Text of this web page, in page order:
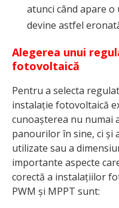
atunci când apare
devine astfel
Alegerea unui
fotovoltaică
Pentru a selecta
instalație fotovoltaică
cunoașterea nu numai
panourilor în sine, ci și
utilizate sau a
importante aspecte
corectă a instalațiilor
PWM și MPPT sunt: